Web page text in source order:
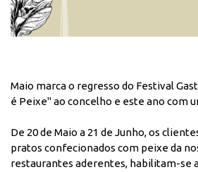
Maio marca o regresso do Festival
é Peixe" ao concelho e este ano com
De 20 de Maio a 21 de Junho, os
pratos confecionados com peixe da
restaurantes aderentes, habilitam-se